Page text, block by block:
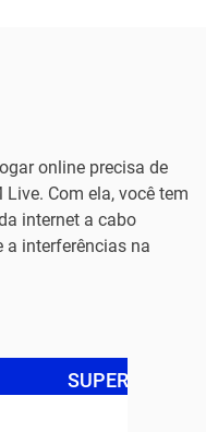
online precisa de
Com ela, você tem
internet a cabo
a interferências na
SUPER OFERTA